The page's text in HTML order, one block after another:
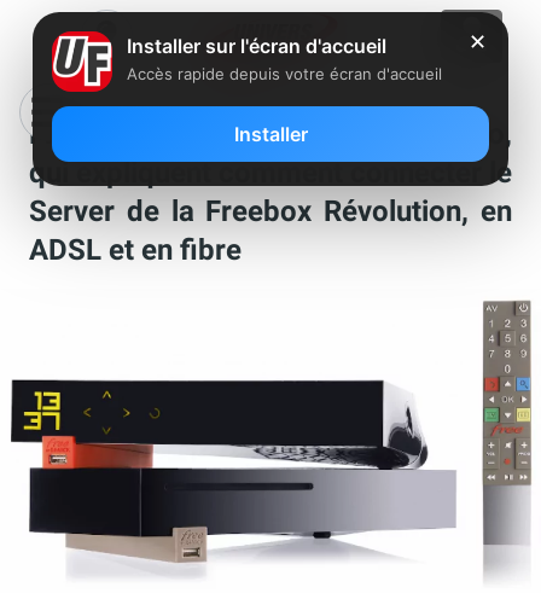
Free publie de nouveaux tutos vidéo,
qui expliquent comment connecter le
Server de la Freebox Révolution, en
ADSL et en fibre
✕
Installer sur l'écran d'accueil
Accès rapide depuis votre écran d'accueil
Installer